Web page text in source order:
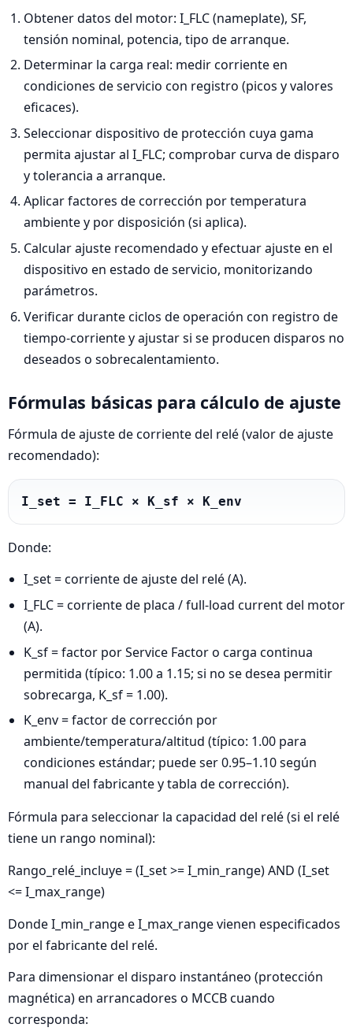
Obtener datos del motor: I_FLC (nameplate), SF,
tensión nominal, potencia, tipo de arranque.
Determinar la carga real: medir corriente en
condiciones de servicio con registro (picos y valores
eficaces).
Seleccionar dispositivo de protección cuya gama
permita ajustar al I_FLC; comprobar curva de disparo
y tolerancia a arranque.
Aplicar factores de corrección por temperatura
ambiente y por disposición (si aplica).
Calcular ajuste recomendado y efectuar ajuste en el
dispositivo en estado de servicio, monitorizando
parámetros.
Verificar durante ciclos de operación con registro de
tiempo-corriente y ajustar si se producen disparos no
deseados o sobrecalentamiento.
Fórmulas básicas para cálculo de ajuste
Fórmula de ajuste de corriente del relé (valor de ajuste
recomendado):
I_set = I_FLC × K_sf × K_env
Donde:
I_set = corriente de ajuste del relé (A).
I_FLC = corriente de placa / full-load current del motor
(A).
K_sf = factor por Service Factor o carga continua
permitida (típico: 1.00 a 1.15; si no se desea permitir
sobrecarga, K_sf = 1.00).
K_env = factor de corrección por
ambiente/temperatura/altitud (típico: 1.00 para
condiciones estándar; puede ser 0.95–1.10 según
manual del fabricante y tabla de corrección).
Fórmula para seleccionar la capacidad del relé (si el relé
tiene un rango nominal):
Rango_relé_incluye = (I_set >= I_min_range) AND (I_set
<= I_max_range)
Donde I_min_range e I_max_range vienen especificados
por el fabricante del relé.
Para dimensionar el disparo instantáneo (protección
magnética) en arrancadores o MCCB cuando
corresponda: